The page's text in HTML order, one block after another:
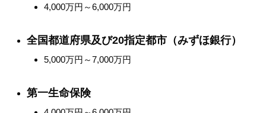
4,000万円～6,000万円
全国都道府県及び20指定都市（みずほ銀行）
5,000万円～7,000万円
第一生命保険